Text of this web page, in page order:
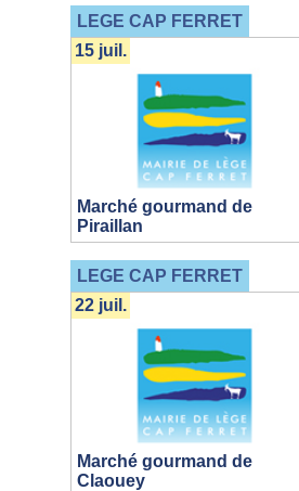
LEGE CAP FERRET
Marché gourmand de
Piraillan
15 juil.
LEGE CAP FERRET
Marché gourmand de
Claouey
22 juil.